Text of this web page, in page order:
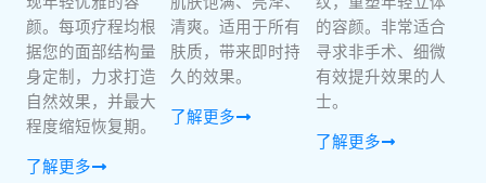
颜。每项疗程均根
据您的面部结构量
身定制，力求打造
自然效果，并最大
程度缩短恢复期。
了解更多
清爽。适用于所有
肤质，带来即时持
久的效果。
了解更多
的容颜。非常适合
寻求非手术、细微
有效提升效果的人
士。
了解更多